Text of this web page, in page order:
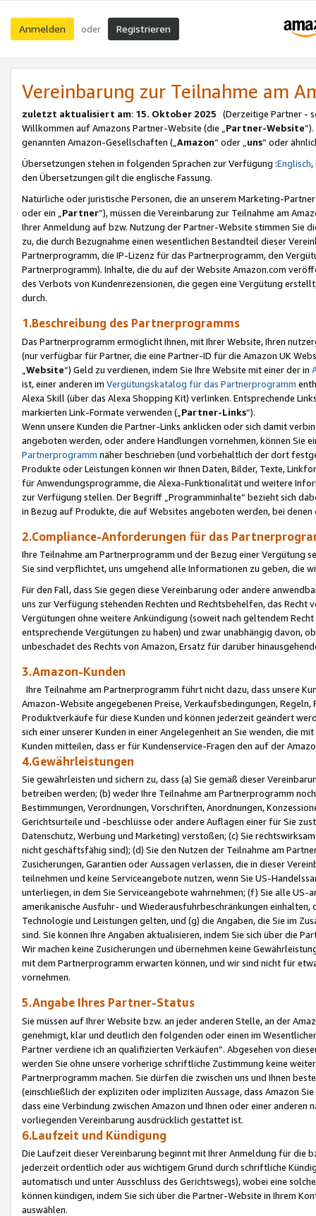
Anmelden oder Registrieren
Vereinbarung zur Teilnahme am
zuletzt aktualisiert am: 15. Oktober 2025 (Derzeitige Partner -
Willkommen auf Amazons Partner-Website (die „Partner-Website
genannten Amazon-Gesellschaften („Amazon“ oder „uns“ oder
Übersetzungen stehen in folgenden Sprachen zur Verfügung :Englisch,
den Übersetzungen gilt die englische Fassung.
Natürliche oder juristische Personen, die an unserem Marketing-
oder ein „Partner“), müssen die Vereinbarung zur Teilnahme am
Ihrer Anmeldung auf bzw. Nutzung der Partner-Website stimmen Sie
zu, die durch Bezugnahme einen wesentlichen Bestandteil dieser
Partnerprogramm, die IP-Lizenz für das Partnerprogramm, den
Partnerprogramm). Inhalte, die du auf der Website Amazon.com
des Verbots von Kundenrezensionen, die gegen eine Vergütung
durch.
1.Beschreibung des Partnerprogramms
Das Partnerprogramm ermöglicht Ihnen, mit Ihrer Website, Ihren
(nur verfügbar für Partner, die eine Partner-ID für die Amazon UK
Website“) Geld zu verdienen, indem Sie Ihre Website mit einer der in
ist, einer anderen im Vergütungskatalog für das Partnerprogramm
Alexa Skill (über das Alexa Shopping Kit) verlinken. Entsprechende
markierten Link-Formate verwenden („ Partner-Links“).
Wenn unsere Kunden die Partner-Links anklicken oder sich damit
angeboten werden, oder andere Handlungen vornehmen, können Sie
Partnerprogramm näher beschrieben (und vorbehaltlich der dort
Produkte oder Leistungen können wir Ihnen Daten, Bilder, Texte,
für Anwendungsprogramme, die Alexa-Funktionalität und weitere
zur Verfügung stellen. Der Begriff „Programminhalte“ bezieht sich
in Bezug auf Produkte, die auf Websites angeboten werden, bei
2.Compliance-Anforderungen für das
Ihre Teilnahme am Partnerprogramm und der Bezug einer Vergütung
Sie sind verpflichtet, uns umgehend alle Informationen zu geben, die
Für den Fall, dass Sie gegen diese Vereinbarung oder andere
uns zur Verfügung stehenden Rechten und Rechtsbehelfen, das
Vergütungen ohne weitere Ankündigung (soweit nach geltendem
entsprechende Vergütungen zu haben) und zwar unabhängig davon,
unbeschadet des Rechts von Amazon, Ersatz für darüber
3.Amazon-Kunden
Ihre Teilnahme am Partnerprogramm führt nicht dazu, dass unsere
Amazon-Website angegebenen Preise, Verkaufsbedingungen,
Produktverkäufe für diese Kunden und können jederzeit geändert
sich einer unserer Kunden in einer Angelegenheit an Sie wenden, die
Kunden mitteilen, dass er für Kundenservice-Fragen den auf der
4.Gewährleistungen
Sie gewährleisten und sichern zu, dass (a) Sie gemäß dieser
betreiben werden; (b) weder Ihre Teilnahme am Partnerprogramm
Bestimmungen, Verordnungen, Vorschriften, Anordnungen,
Gerichtsurteile und -beschlüsse oder andere Auflagen einer für Sie
Datenschutz, Werbung und Marketing) verstoßen; (c) Sie
nicht geschäftsfähig sind); (d) Sie den Nutzen der Teilnahme am
Zusicherungen, Garantien oder Aussagen verlassen, die in dieser
teilnehmen und keine Serviceangebote nutzen, wenn Sie US-
unterliegen, in dem Sie Serviceangebote wahrnehmen; (f) Sie alle
amerikanische Ausfuhr- und Wiederausfuhrbeschränkungen
Technologie und Leistungen gelten, und (g) die Angaben, die Sie im
sind. Sie können Ihre Angaben aktualisieren, indem Sie sich über die
Wir machen keine Zusicherungen und übernehmen keine
mit dem Partnerprogramm erwarten können, und wir sind nicht für
vornehmen.
5.Angabe Ihres Partner-Status
Sie müssen auf Ihrer Website bzw. an jeder anderen Stelle, an der
genehmigt, klar und deutlich den folgenden oder einen im
Partner verdiene ich an qualifizierten Verkäufen“. Abgesehen von
werden Sie ohne unsere vorherige schriftliche Zustimmung keine
Partnerprogramm machen. Sie dürfen die zwischen uns und Ihnen
(einschließlich der expliziten oder impliziten Aussage, dass Amazon
dass eine Verbindung zwischen Amazon und Ihnen oder einer
vorliegenden Vereinbarung ausdrücklich gestattet ist.
6.Laufzeit und Kündigung
Die Laufzeit dieser Vereinbarung beginnt mit Ihrer Anmeldung für die
jederzeit ordentlich oder aus wichtigem Grund durch schriftliche
automatisch und unter Ausschluss des Gerichtswegs), wobei eine
können kündigen, indem Sie sich über die Partner-Website in Ihrem
auswählen.